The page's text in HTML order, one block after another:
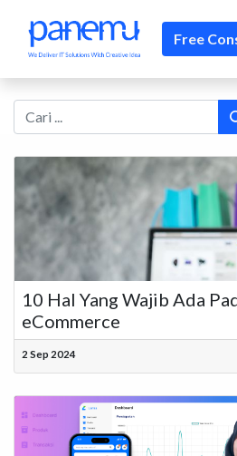
Free
10 Hal Yang Wajib Ada
eCommerce
2 Sep 2024